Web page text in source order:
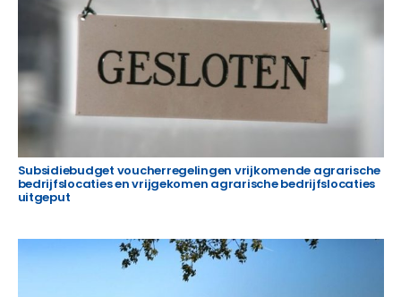
Subsidiebudget voucherregelingen vrijkomende agrarische
bedrijfslocaties en vrijgekomen agrarische bedrijfslocaties
uitgeput